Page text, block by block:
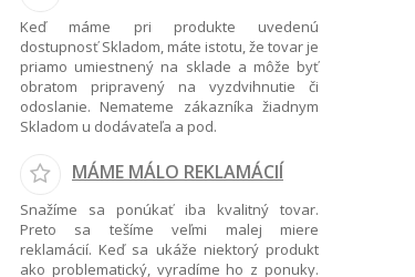
Keď máme pri produkte uvedenú
dostupnosť Skladom, máte istotu, že tovar je
priamo umiestnený na sklade a môže byť
obratom pripravený na vyzdvihnutie či
odoslanie. Nemateme zákazníka žiadnym
Skladom u dodávateľa a pod.
MÁME MÁLO REKLAMÁCIÍ
Snažíme sa ponúkať iba kvalitný tovar.
Preto sa tešíme veľmi malej miere
reklamácií. Keď sa ukáže niektorý produkt
ako problematický, vyradíme ho z ponuky.